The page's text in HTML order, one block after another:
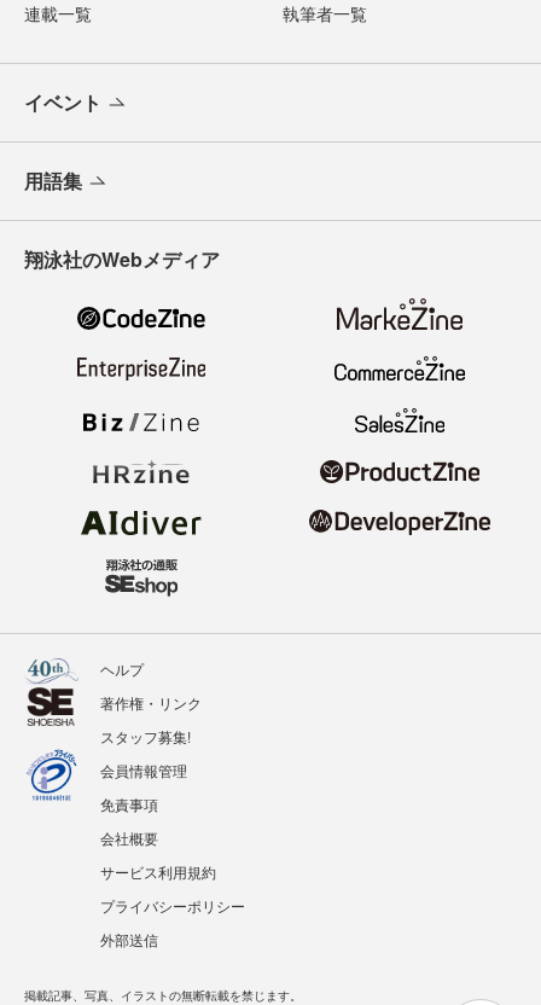
連載一覧 執筆者一覧
イベント
用語集
翔泳社のWebメディア
ヘルプ
著作権・リンク
スタッフ募集!
会員情報管理
免責事項
会社概要
サービス利用規約
プライバシーポリシー
外部送信
掲載記事、写真、イラストの無断転載を禁じます。